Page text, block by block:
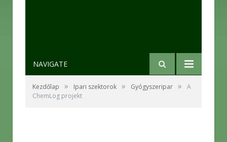
NAVIGATE
Kezdőlap » Ipari szektorok » Gyógyszeripar »
A
ChemLog projekt